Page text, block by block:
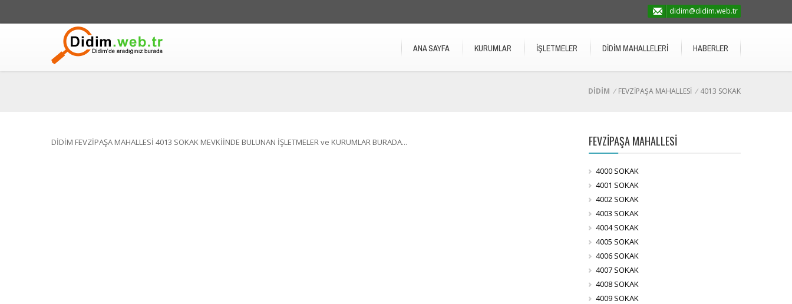
didim@didim.web.tr
ANA SAYFA KURUMLAR İŞLETMELER DİDİM MAHALLELERİ HABERLER
DİDİM / FEVZİPAŞA MAHALLESİ / 4013 SOKAK
DİDİM FEVZİPAŞA MAHALLESİ 4013 SOKAK MEVKİİNDE BULUNAN İŞLETMELER ve KURUMLAR BURADA... FEVZİPAŞA MAHALLESİ
4000 SOKAK
4001 SOKAK
4002 SOKAK
4003 SOKAK
4004 SOKAK
4005 SOKAK
4006 SOKAK
4007 SOKAK
4008 SOKAK
4009 SOKAK